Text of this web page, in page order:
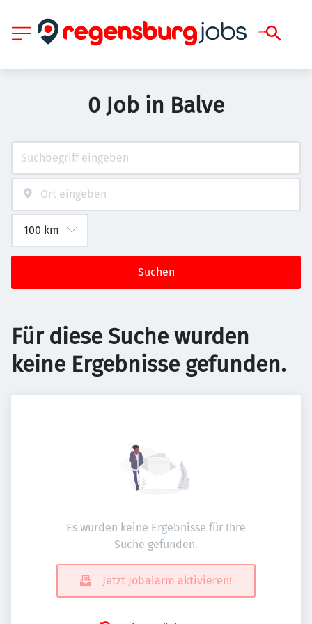
0 Job in Balve
Suchen
Für diese Suche wurden
keine Ergebnisse gefunden.
Es wurden keine Ergebnisse für Ihre
Suche gefunden.
Jetzt Jobalarm aktivieren!